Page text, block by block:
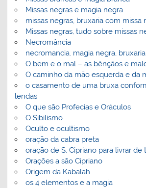
Missas negras e magia negra
missas negras, bruxaria com missa
Missas negras, tudo sobre missas
Necromância
necromancia. magia negra, bruxaria
O bem e o mal – as bênçãos e
O caminho da mão esquerda e da
o casamento de uma bruxa
lendas
O que são Profecias e Oráculos
O Sibilismo
Oculto e ocultismo
oração da cabra preta
oração de S. Cipriano para livrar de
Orações a são Cipriano
Origem da Kabalah
os 4 elementos e a magia